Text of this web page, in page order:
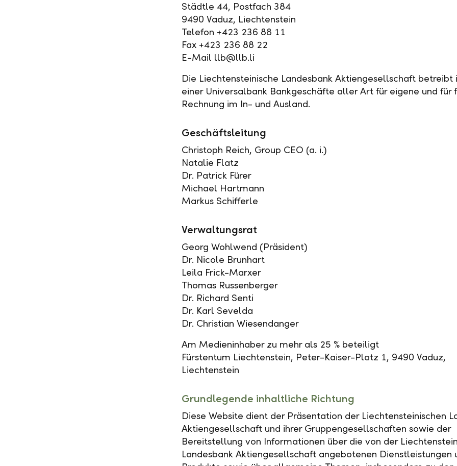
Städtle 44, Postfach 384
9490 Vaduz, Liechtenstein
Telefon +423 236 88 11
Fax +423 236 88 22
E-Mail llb@llb.li
Die Liechtensteinische Landesbank Aktiengesellschaft betreibt
einer Universalbank Bankgeschäfte aller Art für eigene und für
Rechnung im In- und Ausland.
Geschäftsleitung
Christoph Reich, Group CEO (a. i.)
Natalie Flatz
Dr. Patrick Fürer
Michael Hartmann
Markus Schifferle
Verwaltungsrat
Georg Wohlwend (Präsident)
Dr. Nicole Brunhart
Leila Frick-Marxer
Thomas Russenberger
Dr. Richard Senti
Dr. Karl Sevelda
Dr. Christian Wiesendanger
Am Medieninhaber zu mehr als 25 % beteiligt
Fürstentum Liechtenstein, Peter-Kaiser-Platz 1, 9490 Vaduz,
Liechtenstein
Grundlegende inhaltliche Richtung
Diese Website dient der Präsentation der Liechtensteinischen
Aktiengesellschaft und ihrer Gruppengesellschaften sowie der
Bereitstellung von Informationen über die von der
Landesbank Aktiengesellschaft angebotenen Dienstleistungen